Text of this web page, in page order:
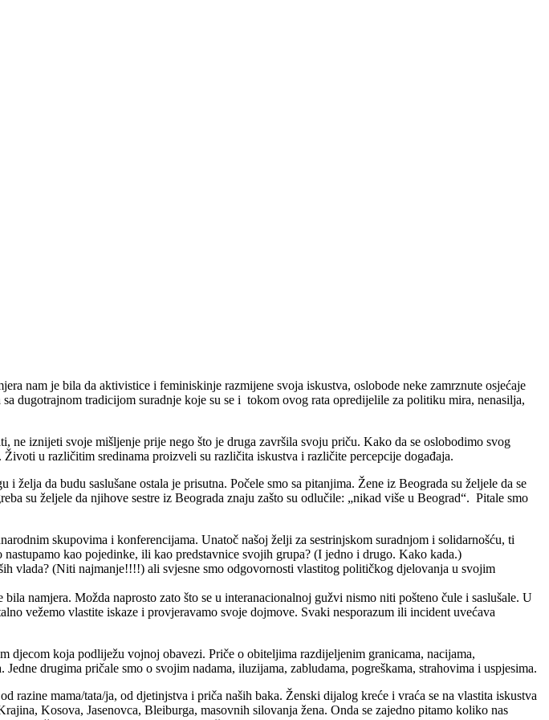
nam je bila da aktivistice i feminiskinje razmijene svoja iskustva, oslobode neke zamrznute osjećaje
dugotrajnom tradicijom suradnje koje su se i tokom ovog rata opredijelile za politiku mira, nenasilja,
ne iznijeti svoje mišljenje prije nego što je druga završila svoju priču. Kako da se oslobodimo svog
u različitim sredinama proizveli su različita iskustva i različite percepcije događaja.
da budu saslušane ostala je prisutna. Počele smo sa pitanjima. Žene iz Beograda su željele da se
su željele da njihove sestre iz Beograda znaju zašto su odlučile: „nikad više u Beograd“. Pitale smo
skupovima i konferencijama. Unatoč našoj želji za sestrinjskom suradnjom i solidarnošću, ti
kao pojedinke, ili kao predstavnice svojih grupa? (I jedno i drugo. Kako kada.)
vlada? (Niti najmanje!!!!) ali svjesne smo odgovornosti vlastitog političkog djelovanja u svojim
namjera. Možda naprosto zato što se u interanacionalnoj gužvi nismo niti pošteno čule i saslušale. U
vežemo vlastite iskaze i provjeravamo svoje dojmove. Svaki nesporazum ili incident uvećava
koja podliježu vojnoj obavezi. Priče o obiteljima razdijeljenim granicama, nacijama,
drugima pričale smo o svojim nadama, iluzijama, zabludama, pogreškama, strahovima i uspjesima.
mama/tata/ja, od djetinjstva i priča naših baka. Ženski dijalog kreće i vraća se na vlastita iskustva
Kosova, Jasenovca, Bleiburga, masovnih silovanja žena. Onda se zajedno pitamo koliko nas